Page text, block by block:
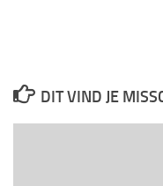
DIT VIND JE